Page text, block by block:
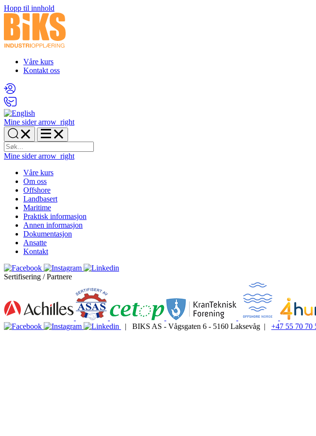
Hopp til innhold
Våre kurs
Kontakt oss
Mine sider arrow_right
Mine sider arrow_right
Våre kurs
Om oss
Offshore
Landbasert
Maritime
Praktisk informasjon
Annen informasjon
Dokumentasjon
Ansatte
Kontakt
Sertifisering / Partnere
| BIKS AS - Vågsgaten 6 - 5160 Laksevåg | +47 55 70 70